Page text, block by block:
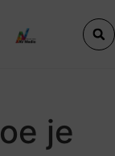
nicotine pouches
je